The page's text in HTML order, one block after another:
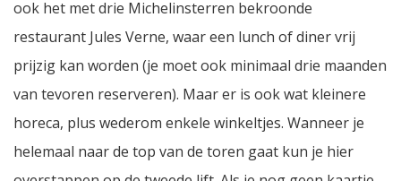
ook het met drie Michelinsterren bekroonde
restaurant Jules Verne, waar een lunch of diner vrij
prijzig kan worden (je moet ook minimaal drie maanden
van tevoren reserveren). Maar er is ook wat kleinere
horeca, plus wederom enkele winkeltjes. Wanneer je
helemaal naar de top van de toren gaat kun je hier